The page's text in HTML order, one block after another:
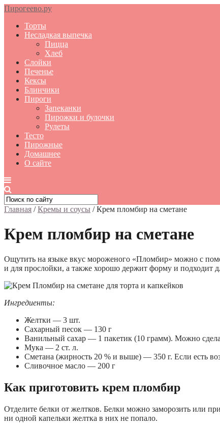
Пирогеево.ру
Торты
Несладкая выпечка
Пицца
Хлеб
Слойки
Печенье
Кексы
Блинчики
Пироги
Запеканки
Пирожки и булочки
Рулеты
Тесто
Пирожные
Домашнее
О сайте
Главная /Кремы и соусы /Крем пломбир на сметане
Крем пломбир на сметане
Ощутить на языке вкус мороженого «Пломбир» можно с
и для прослойки, а также хорошо держит форму и подходит
Ингредиенты:
Желтки — 3 шт.
Сахарный песок — 130 г
Ванильный сахар — 1 пакетик (10 грамм). Можно
Мука — 2 ст. л.
Сметана (жирность 20 % и выше) — 350 г. Если есть
Сливочное масло — 200 г
Как приготовить крем пломбир
Отделите белки от желтков. Белки можно заморозить или
ни одной капельки желтка в них не попало.